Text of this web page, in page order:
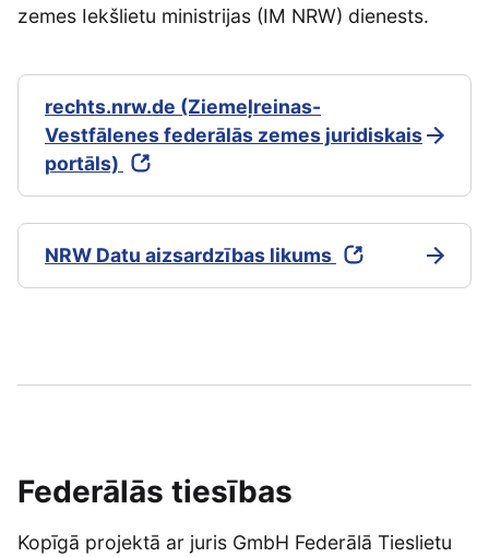
zemes Iekšlietu ministrijas (IM NRW) dienests.
rechts.nrw.de (Ziemeļreinas-
Vestfālenes federālās zemes juridiskais
portāls)
NRW Datu aizsardzības likums
Federālās tiesības
Kopīgā projektā ar juris GmbH Federālā Tieslietu